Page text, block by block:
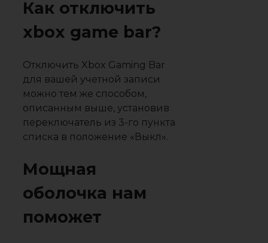
Как отключить
xbox game bar?
Отключить Xbox Gaming Bar
для вашей учетной записи
можно тем же способом,
описанным выше, установив
переключатель из 3-го пункта
списка в положение «Выкл».
Мощная
оболочка нам
поможет